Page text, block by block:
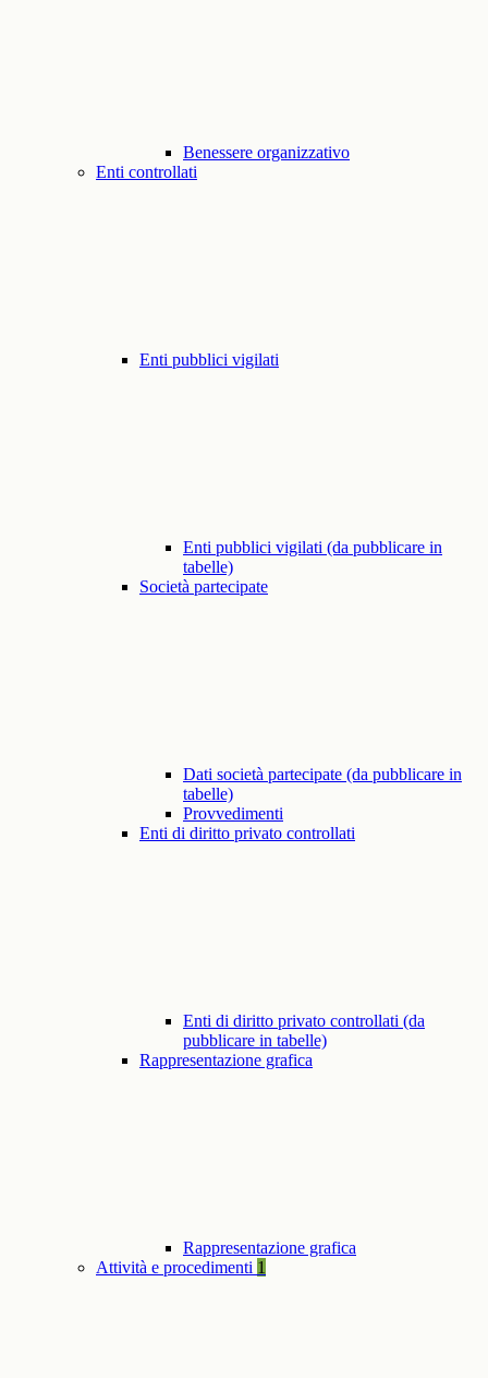
Benessere organizzativo
Enti controllati
Enti pubblici vigilati
Enti pubblici vigilati (da pubblicare in
tabelle)
Società partecipate
Dati società partecipate (da pubblicare in
tabelle)
Provvedimenti
Enti di diritto privato controllati
Enti di diritto privato controllati (da
pubblicare in tabelle)
Rappresentazione grafica
Rappresentazione grafica
Attività e procedimenti 1